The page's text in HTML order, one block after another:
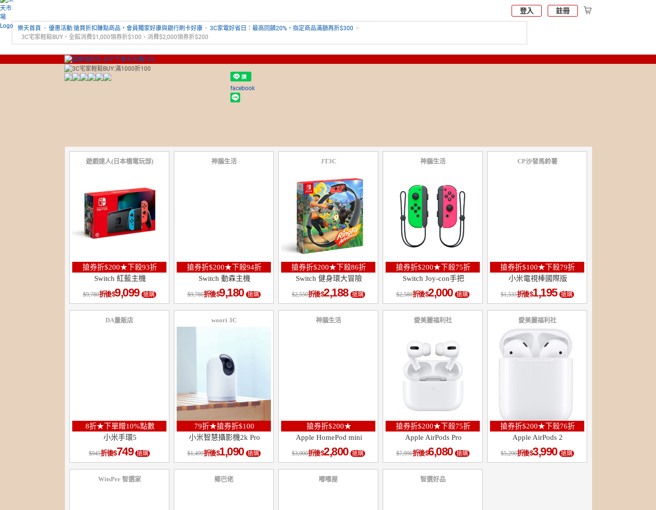
登入 註冊
樂天首頁 > 優惠活動:搶買折扣賺點商品，會員獨家好康與銀行刷卡好康 > 3C家電好省日：最高回饋20%，指定商品滿額再折$300 >
3C宅家輕鬆BUY，全館消費$1,000領券折$100、消費$2,000領券折$200
facebook
遊戲達人(日本橋電玩部)
搶券折$200★下殺93折
Switch 紅藍主機
9,780折後 9,099 搶購
神腦生活
搶券折$200★下殺94折
Switch 動森主機
9,780折後 9,180 搶購
JT3C
搶券折$200★下殺86折
Switch 健身環大冒險
2,550折後 2,188 搶購
神腦生活
搶券折$200★下殺75折
Switch Joy-con手把
2,580折後 2,000 搶購
CP沙發馬鈴薯
搶券折$100★下殺79折
小米電視棒國際版
1,535折後 1,195 搶購
DA量販店
8折★下單贈10%點數
小米手環5
945折後 749 搶購
woori 3C
79折★搶券折$100
小米智慧攝影機2k Pro
1,499折後 1,090 搶購
神腦生活
搶券折$200★
Apple HomePod mini
3,000折後 2,800 搶購
愛美麗福利社
搶券折$200★下殺75折
Apple AirPods Pro
7,990折後 6,080 搶購
愛美麗福利社
搶券折$200★下殺76折
Apple AirPods 2
5,290折後 3,990 搶購
WitsPer 智選家 鄉巴佬 嘟嘟屋 智選好品